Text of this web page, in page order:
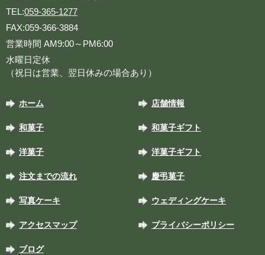
TEL:059-365-1277
FAX:059-366-3884
営業時間 AM9:00～PM6:00
水曜日定休
（祝日は営業、翌日休みの場合あり）
ホーム 店舗情報
和菓子 和菓子ギフト
洋菓子 洋菓子ギフト
注文までの流れ 慶弔菓子
写真ケーキ ウェディングケーキ
アクセスマップ プライバシーポリシー
ブログ